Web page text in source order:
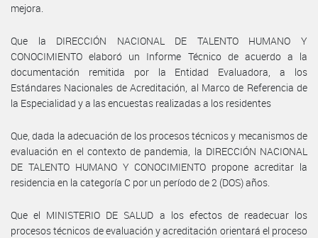
mejora.
Que la DIRECCIÓN NACIONAL DE TALENTO HUMANO Y
CONOCIMIENTO elaboró un Informe Técnico de acuerdo a la
documentación remitida por la Entidad Evaluadora, a los
Estándares Nacionales de Acreditación, al Marco de Referencia de
la Especialidad y a las encuestas realizadas a los residentes
Que, dada la adecuación de los procesos técnicos y mecanismos de
evaluación en el contexto de pandemia, la DIRECCIÓN NACIONAL
DE TALENTO HUMANO Y CONOCIMIENTO propone acreditar la
residencia en la categoría C por un período de 2 (DOS) años.
Que el MINISTERIO DE SALUD a los efectos de readecuar los
procesos técnicos de evaluación y acreditación orientará el proceso